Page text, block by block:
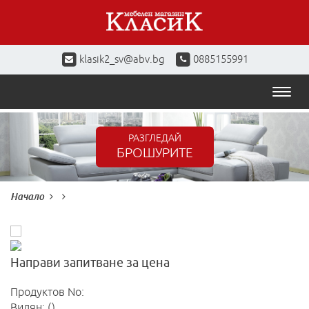
klasik2_sv@abv.bg 0885155991
РАЗГЛЕДАЙ
БРОШУРИТЕ
Начало
Направи запитване за цена
Продуктов No: